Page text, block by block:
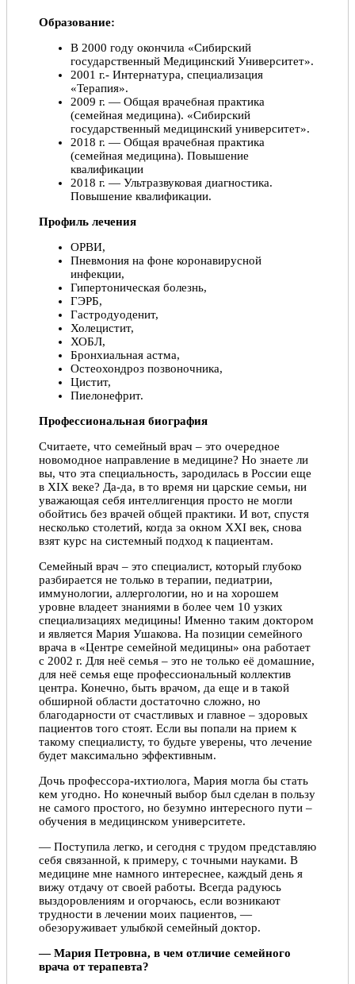
Образование:
В 2000 году окончила «Сибирский
государственный Медицинский Университет».
2001 г.- Интернатура, специализация
«Терапия».
2009 г. — Общая врачебная практика
(семейная медицина). «Сибирский
государственный медицинский университет».
2018 г. — Общая врачебная практика
(семейная медицина). Повышение
квалификации
2018 г. — Ультразвуковая диагностика.
Повышение квалификации.
Профиль лечения
ОРВИ,
Пневмония на фоне коронавирусной
инфекции,
Гипертоническая болезнь,
ГЭРБ,
Гастродуоденит,
Холецистит,
ХОБЛ,
Бронхиальная астма,
Остеохондроз позвоночника,
Цистит,
Пиелонефрит.
Профессиональная биография
Считаете, что семейный врач – это очередное
новомодное направление в медицине? Но знаете ли
вы, что эта специальность, зародилась в России еще
в ХIX веке? Да-да, в то время ни царские семьи, ни
уважающая себя интеллигенция просто не могли
обойтись без врачей общей практики. И вот, спустя
несколько столетий, когда за окном XXI век, снова
взят курс на системный подход к пациентам.
Семейный врач – это специалист, который глубоко
разбирается не только в терапии, педиатрии,
иммунологии, аллергологии, но и на хорошем
уровне владеет знаниями в более чем 10 узких
специализациях медицины! Именно таким доктором
и является Мария Ушакова. На позиции семейного
врача в «Центре семейной медицины» она работает
с 2002 г. Для неё семья – это не только её домашние,
для неё семья еще профессиональный коллектив
центра. Конечно, быть врачом, да еще и в такой
обширной области достаточно сложно, но
благодарности от счастливых и главное – здоровых
пациентов того стоят. Если вы попали на прием к
такому специалисту, то будьте уверены, что лечение
будет максимально эффективным.
Дочь профессора-ихтиолога, Мария могла бы стать
кем угодно. Но конечный выбор был сделан в пользу
не самого простого, но безумно интересного пути –
обучения в медицинском университете.
— Поступила легко, и сегодня с трудом представляю
себя связанной, к примеру, с точными науками. В
медицине мне намного интереснее, каждый день я
вижу отдачу от своей работы. Всегда радуюсь
выздоровлениям и огорчаюсь, если возникают
трудности в лечении моих пациентов, —
обезоруживает улыбкой семейный доктор.
— Мария Петровна, в чем отличие семейного
врача от терапевта?